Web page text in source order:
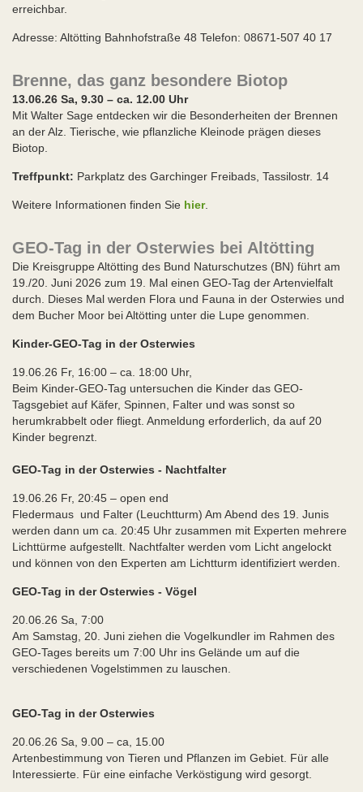
erreichbar.
Adresse: Altötting Bahnhofstraße 48 Telefon: 08671-507 40 17
Brenne, das ganz besondere Biotop
13.06.26 Sa, 9.30 – ca. 12.00 Uhr
Mit Walter Sage entdecken wir die Besonderheiten der Brennen
an der Alz. Tierische, wie pflanzliche Kleinode prägen dieses
Biotop.
Treffpunkt: Parkplatz des Garchinger Freibads, Tassilostr. 14
Weitere Informationen finden Sie hier.
GEO-Tag in der Osterwies bei Altötting
Die Kreisgruppe Altötting des Bund Naturschutzes (BN) führt am
19./20. Juni 2026 zum 19. Mal einen GEO-Tag der Artenvielfalt
durch. Dieses Mal werden Flora und Fauna in der Osterwies und
dem Bucher Moor bei Altötting unter die Lupe genommen.
Kinder-GEO-Tag in der Osterwies
19.06.26 Fr, 16:00 – ca. 18:00 Uhr,
Beim Kinder-GEO-Tag untersuchen die Kinder das GEO-
Tagsgebiet auf Käfer, Spinnen, Falter und was sonst so
herumkrabbelt oder fliegt. Anmeldung erforderlich, da auf 20
Kinder begrenzt.
GEO-Tag in der Osterwies - Nachtfalter
19.06.26 Fr, 20:45 – open end
Fledermaus und Falter (Leuchtturm) Am Abend des 19. Junis
werden dann um ca. 20:45 Uhr zusammen mit Experten mehrere
Lichttürme aufgestellt. Nachtfalter werden vom Licht angelockt
und können von den Experten am Lichtturm identifiziert werden.
GEO-Tag in der Osterwies - Vögel
20.06.26 Sa, 7:00
Am Samstag, 20. Juni ziehen die Vogelkundler im Rahmen des
GEO-Tages bereits um 7:00 Uhr ins Gelände um auf die
verschiedenen Vogelstimmen zu lauschen.
GEO-Tag in der Osterwies
20.06.26 Sa, 9.00 – ca, 15.00
Artenbestimmung von Tieren und Pflanzen im Gebiet. Für alle
Interessierte. Für eine einfache Verköstigung wird gesorgt.